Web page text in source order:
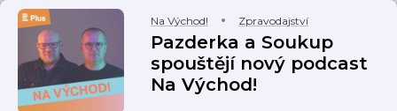
Na Východ! Zpravodajství
Pazderka a Soukup
spouštějí nový podcast
Na Východ!